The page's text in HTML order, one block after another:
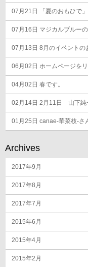
07月21日 「夏のおもひで」
07月16日 マジカルブルー
07月13日 8月のイベントの
06月02日 ホームページを
04月02日 春です。
02月14日 2月11日 山下純
01月25日 canae-華菜枝-さ
Archives
2017年9月
2017年8月
2017年7月
2015年6月
2015年4月
2015年2月